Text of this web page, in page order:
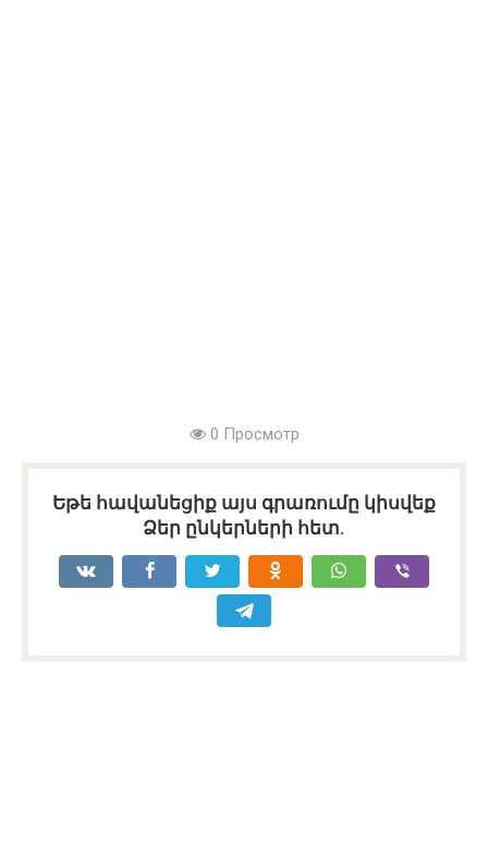
0 Просмотр
Եթե հավանեցիք այս գրառումը կիսվեք
Ձեր ընկերների հետ.